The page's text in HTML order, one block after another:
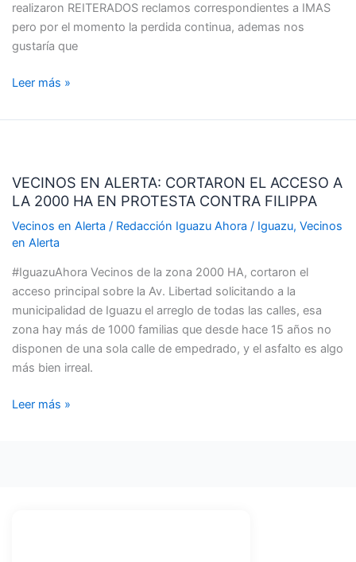
realizaron REITERADOS reclamos correspondientes a IMAS
pero por el momento la perdida continua, ademas nos
gustaría que
Leer más »
VECINOS EN ALERTA: CORTARON EL ACCESO A
LA 2000 HA EN PROTESTA CONTRA FILIPPA
Vecinos en Alerta / Redacción Iguazu Ahora / Iguazu, Vecinos
en Alerta
#IguazuAhora Vecinos de la zona 2000 HA, cortaron el
acceso principal sobre la Av. Libertad solicitando a la
municipalidad de Iguazu el arreglo de todas las calles, esa
zona hay más de 1000 familias que desde hace 15 años no
disponen de una sola calle de empedrado, y el asfalto es algo
más bien irreal.
ALERTA:
CORTARON
EL
ACCESO
LA
2000
HA
EN
PROTESTA
CONTRA
Leer más »